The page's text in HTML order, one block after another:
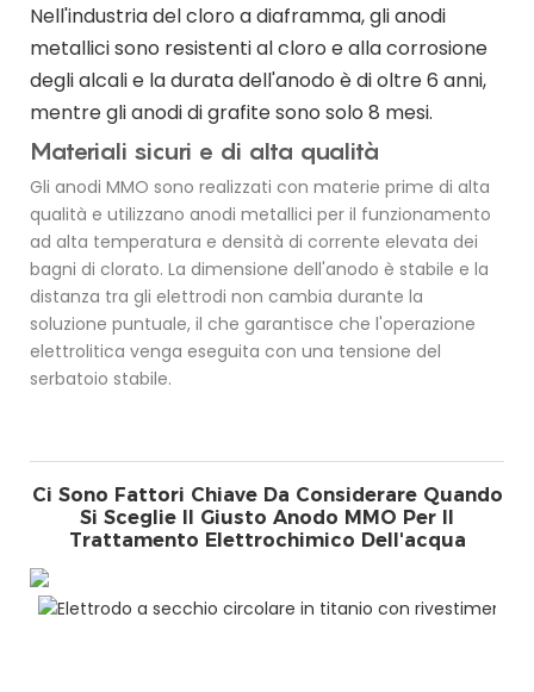
Nell'industria del cloro a diaframma, gli anodi
metallici sono resistenti al cloro e alla corrosione
degli alcali e la durata dell'anodo è di oltre 6 anni,
mentre gli anodi di grafite sono solo 8 mesi.
Materiali sicuri e di alta qualità
Gli anodi MMO sono realizzati con materie prime di alta
qualità e utilizzano anodi metallici per il funzionamento
ad alta temperatura e densità di corrente elevata dei
bagni di clorato. La dimensione dell'anodo è stabile e la
distanza tra gli elettrodi non cambia durante la
soluzione puntuale, il che garantisce che l'operazione
elettrolitica venga eseguita con una tensione del
serbatoio stabile.
Ci Sono Fattori Chiave Da Considerare Quando
Si Sceglie Il Giusto Anodo MMO Per Il
Trattamento Elettrochimico Dell'acqua